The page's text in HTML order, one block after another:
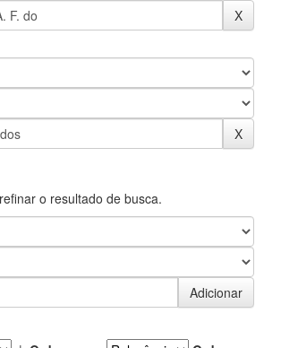
o resultado de busca.